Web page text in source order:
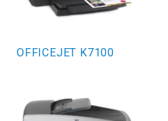
OFFICEJET K7100